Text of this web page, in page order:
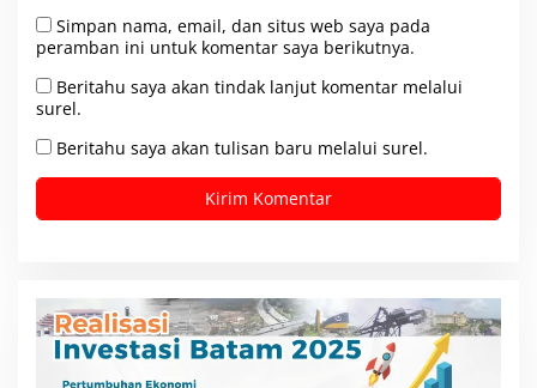
Simpan nama, email, dan situs web saya pada
peramban ini untuk komentar saya berikutnya.
Beritahu saya akan tindak lanjut komentar melalui
surel.
Beritahu saya akan tulisan baru melalui surel.